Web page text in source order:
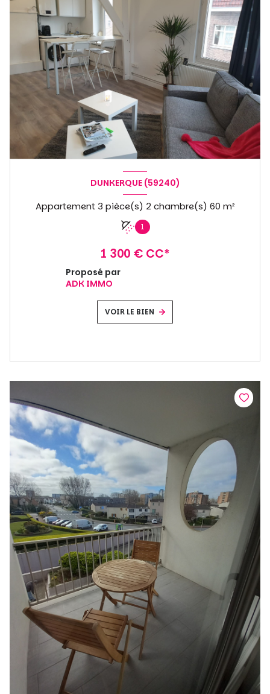
DUNKERQUE (59240)
Appartement 3 pièce(s) 2 chambre(s) 60 m²
1
1 300 € CC*
Proposé par
ADK IMMO
VOIR LE BIEN